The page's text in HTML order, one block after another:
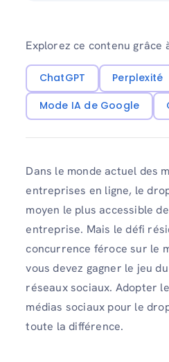
Explorez ce contenu grâce
ChatGPT Perplexité
Mode IA de Google
Dans le monde actuel des
entreprises en ligne, le
moyen le plus accessible
entreprise. Mais le défi
concurrence féroce sur le
vous devez gagner le jeu
réseaux sociaux. Adopter
médias sociaux pour le
toute la différence.